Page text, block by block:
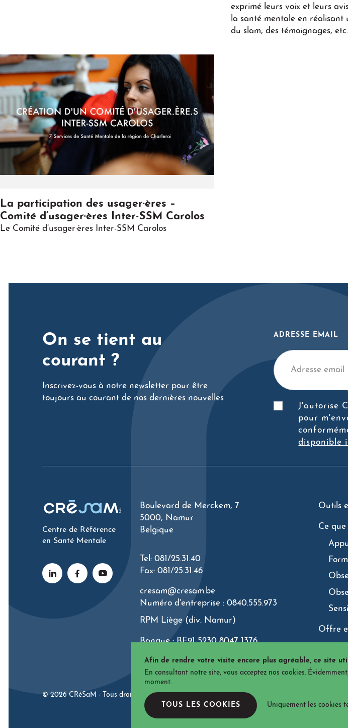
exprimé leurs voix et leurs
la santé mentale en réalisant
du slam, des témoignages, etc.
La participation des usager·ères –
Comité d’usager·ères Inter-SSM Carolos
Le Comité d’usager·ères Inter-SSM Carolos
On se tient au
courant ?
Inscrivez-vous à notre newsletter pour être
toujours au courant de nos dernières nouvelles
ADRESSE EMAIL
J'autorise
pour
disponible
Centre de Référence
en Santé Mentale
Boulevard de Merckem, 7
5000, Namur
Belgique
Tel: 081/25.31.40
Fax: 081/25.31.46
cresam@cresam.be
Numéro d'entreprise : 0840.555.973
RPM Liège (div. Namur)
Banque : BE91 5230 8047 1376
Outils
Ce que
Offre
© 2026 CRéSaM - Tous droits réservés Termes et conditions
Afin de rendre votre visite encore plus agréable, ce site
En consultant notre site, vous acceptez nos cookies.
moment.
TOUS LES COOKIES Uniquement les cookies